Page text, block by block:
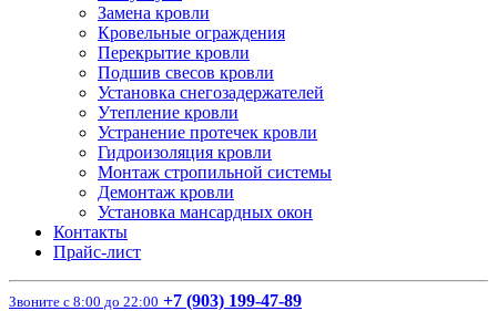
Замена кровли
Кровельные ограждения
Перекрытие кровли
Подшив свесов кровли
Установка снегозадержателей
Утепление кровли
Устранение протечек кровли
Гидроизоляция кровли
Монтаж стропильной системы
Демонтаж кровли
Установка мансардных окон
Контакты
Прайс-лист
Звоните с 8:00 до 22:00 +7 (903) 199-47-89